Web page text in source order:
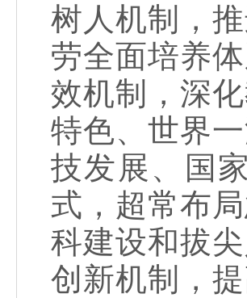
树人机制，
劳全面培养
效机制，深
特色、世界
技发展、国
式，超常布
科建设和拔
创新机制，